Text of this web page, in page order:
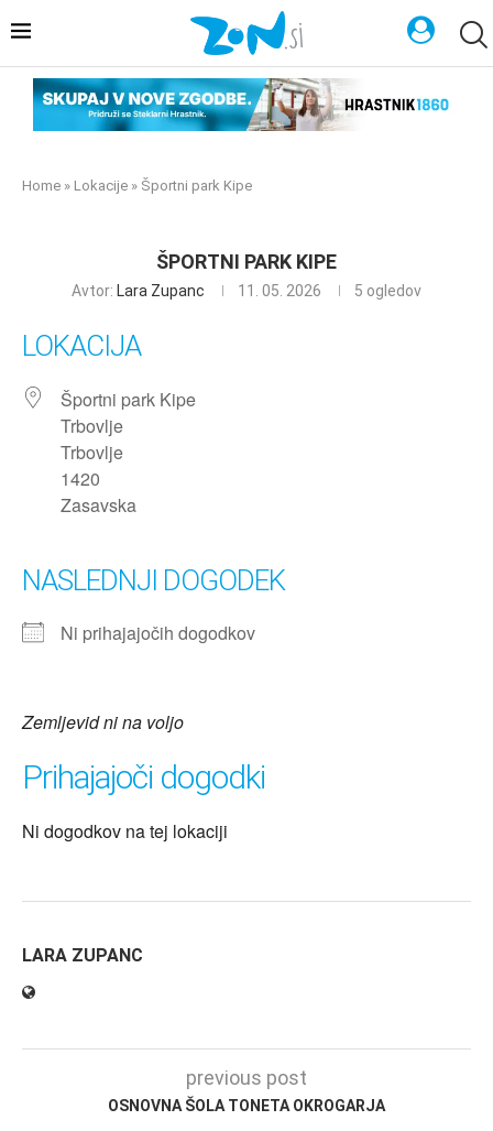
Home » Lokacije » Športni park Kipe
ŠPORTNI PARK KIPE
Avtor: Lara Zupanc 11. 05. 2026 5 ogledov
LOKACIJA
Športni park Kipe
Trbovlje
Trbovlje
1420
Zasavska
NASLEDNJI DOGODEK
Ni prihajajočih dogodkov
Zemljevid ni na voljo
Prihajajoči dogodki
Ni dogodkov na tej lokaciji
LARA ZUPANC
previous post
OSNOVNA ŠOLA TONETA OKROGARJA